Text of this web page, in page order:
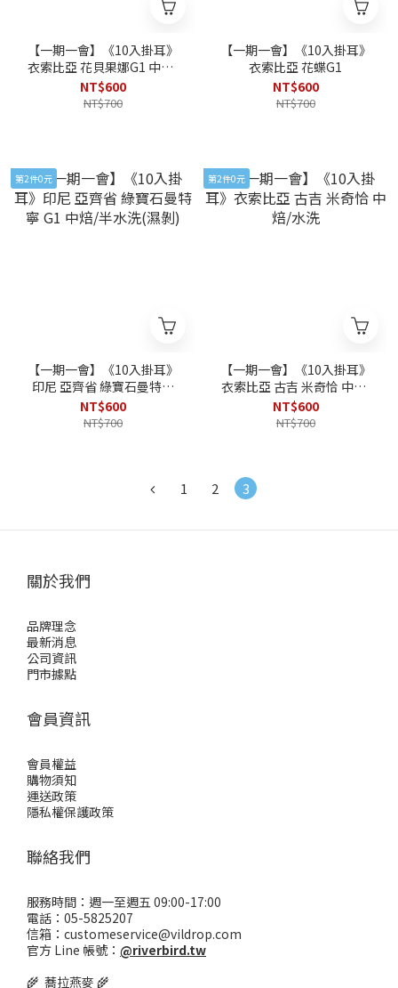
【一期一會】《10入掛耳》
衣索比亞 花貝果娜G1 中淺/
日曬
NT$600
NT$700
【一期一會】《10入掛耳》
衣索比亞 花蝶G1
NT$600
NT$700
第2件0元
【一期一會】《10入掛耳》
印尼 亞齊省 綠寶石曼特寧
G1 中焙/半水洗(濕剝)
NT$600
NT$700
第2件0元
【一期一會】《10入掛耳》
衣索比亞 古吉 米奇恰 中焙/
水洗
NT$600
NT$700
1 2 3
關於我們
品牌理念
最新消息
公司資訊
門市據點
會員資訊
會員權益
購物須知
運送政策
隱私權保護政策
聯絡我們
服務時間：週一至週五 09:00-17:00
電話：05-5825207
信箱：customeservice@vildrop.com
官方 Line 帳號： @riverbird.tw
🌾 蕎拉燕麥 🌾